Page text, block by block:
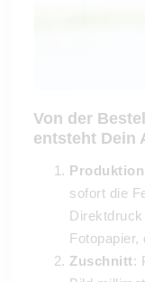
Von der
entsteht Dein
Produktion
sofort die
Zuschnitt: